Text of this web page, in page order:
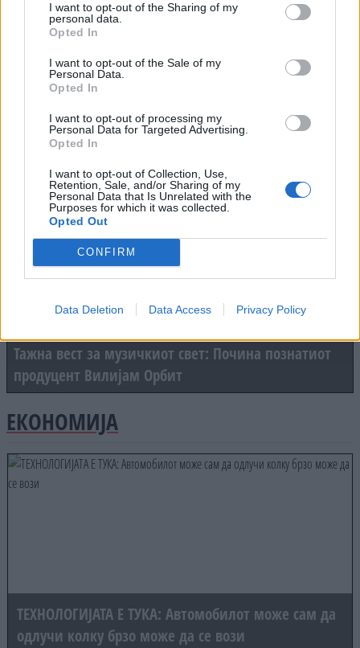
I want to opt-out of the Sharing of my
personal data.
Opted In
I want to opt-out of the Sale of my
Personal Data.
Opted In
I want to opt-out of processing my
Personal Data for Targeted Advertising.
Opted In
I want to opt-out of Collection, Use,
Retention, Sale, and/or Sharing of my
Personal Data that Is Unrelated with the
Purposes for which it was collected.
Opted Out
CONFIRM
Data Deletion Data Access Privacy Policy
Спајдермен зад камери: “ИМ РЕКОВ НЕ СЕ ФАЌАЈТЕ
Сергеј Трифуновиќ и неговата сопруга приведени
по инцидент во продавница?
Тажна вест за музичкиот свет: Почина познатиот
продуцент Вилијам Орбит
ЕКОНОМИЈА
ТЕХНОЛОГИЈАТА Е ТУКА: Автомобилот може сам да
одлучи колку брзо може да се вози